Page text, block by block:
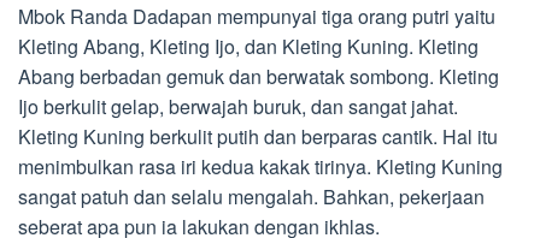
Mbok Randa Dadapan mempunyai tiga orang putri yaitu
Kleting Abang, Kleting Ijo, dan Kleting Kuning. Kleting
Abang berbadan gemuk dan berwatak sombong. Kleting
Ijo berkulit gelap, berwajah buruk, dan sangat jahat.
Kleting Kuning berkulit putih dan berparas cantik. Hal itu
menimbulkan rasa iri kedua kakak tirinya. Kleting Kuning
sangat patuh dan selalu mengalah. Bahkan, pekerjaan
seberat apa pun ia lakukan dengan ikhlas.